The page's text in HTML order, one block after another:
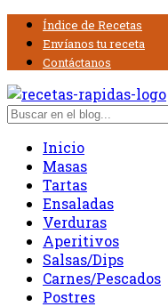
Índice de Recetas
Envíanos tu receta
Contáctanos
Inicio
Masas
Tartas
Ensaladas
Verduras
Aperitivos
Salsas/Dips
Carnes/Pescados
Postres